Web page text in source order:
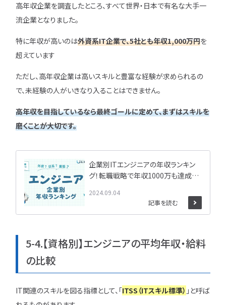
高年収企業を調査したところ、すべて世界・日本で有名な大手一
流企業となりました。
特に年収が高いのは外資系IT企業で、5社とも年収1,000万円を
超えています
ただし、高年収企業は高いスキルと豊富な経験が求められるの
で、未経験の人がいきなり入ることはできません。
高年収を目指しているなら最終ゴールに定めて、まずはスキルを
磨くことが大切です。
2024.09.04
企業別ITエンジニアの年収ランキン
グ！転職戦略で年収1000万も達成可
記事を読む
5-4.【資格別】エンジニアの平均年収・給料
の比較
IT関連のスキルを図る指標として、「ITSS（ITスキル標準） 」と呼ば